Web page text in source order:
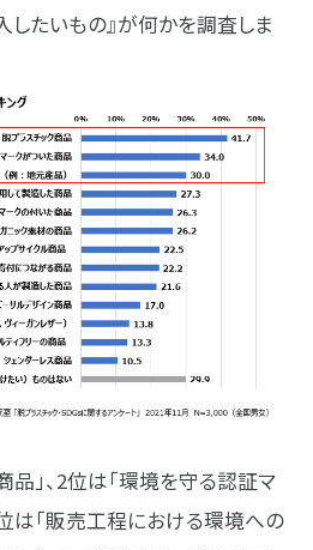
したいもの』が何かを調査しま
品」、2位は「環境を守る認証マ
は「販売工程における環境への